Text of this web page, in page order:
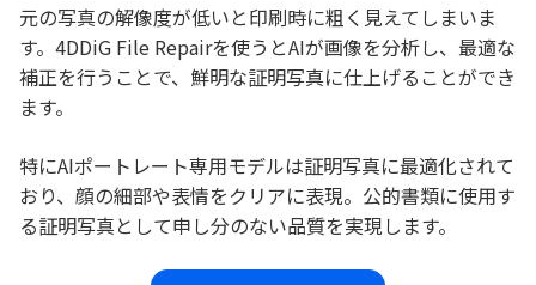
元の写真の解像度が低いと印刷時に粗く見えてしまいま
す。4DDiG File Repairを使うとAIが画像を分析し、最適な
補正を行うことで、鮮明な証明写真に仕上げることができ
ます。
特にAIポートレート専用モデルは証明写真に最適化されて
おり、顔の細部や表情をクリアに表現。公的書類に使用す
る証明写真として申し分のない品質を実現します。